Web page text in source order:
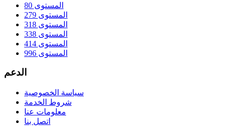
المستوى 80
المستوى 279
المستوى 318
المستوى 338
المستوى 414
المستوى 996
الدعم
سياسة الخصوصية
شروط الخدمة
معلومات عنا
اتصل بنا